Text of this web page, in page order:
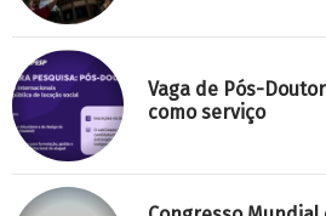
Vaga de Pós-
como serviço